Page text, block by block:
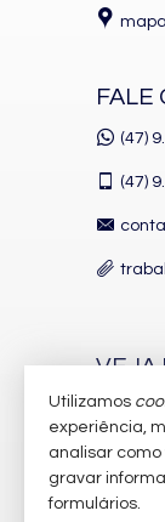
FALE
(47)
(47)
VEJA
Utilizamos
experiência,
analisar
gravar
formulários.